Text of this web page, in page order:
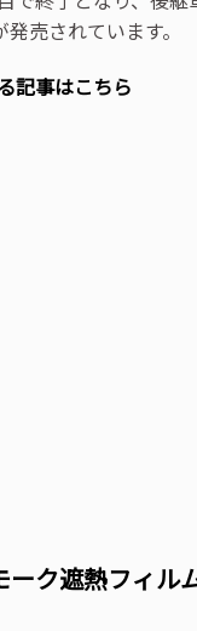
売されています。
記事はこちら
ーク遮熱フィル